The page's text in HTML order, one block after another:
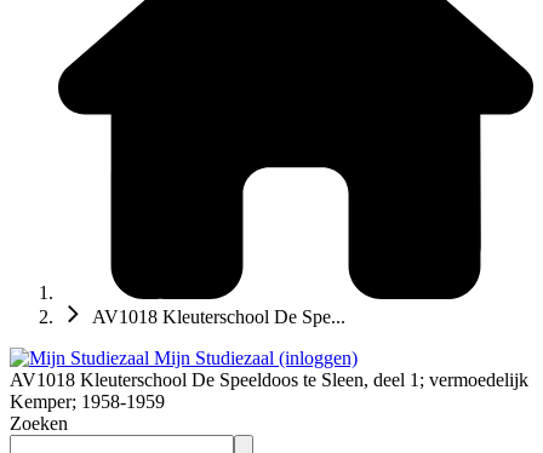
AV1018 Kleuterschool De Spe...
Mijn Studiezaal (inloggen)
AV1018 Kleuterschool De Speeldoos te Sleen, deel 1; vermoedelijk
Kemper; 1958-1959
Zoeken